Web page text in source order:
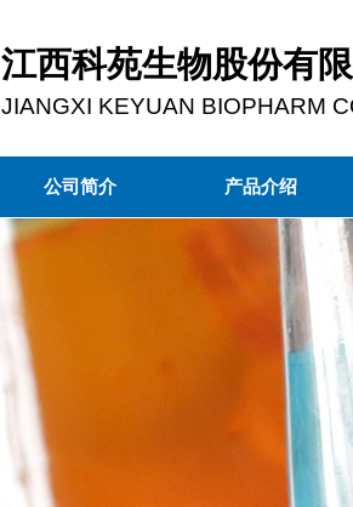
江西科苑生物股份有
JIANGXI KEYUAN BIOPHARM
公司简介 产品介绍